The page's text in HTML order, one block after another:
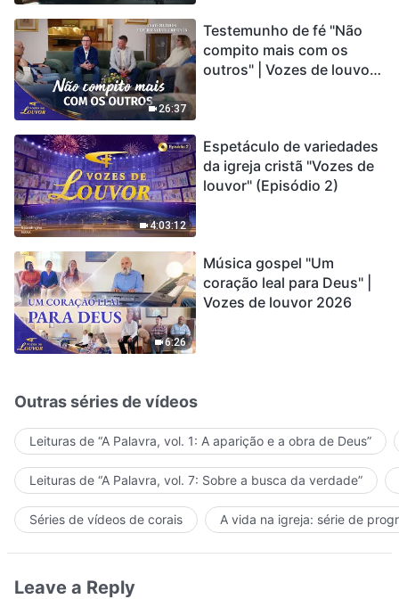
catástrofes ccontecem, a
humanidade está
entrando em contagem
26:37
Testemunho de fé "Não
compito mais com os
outros" | Vozes de louvor
4:03:12
Espetáculo de variedades
da igreja cristã "Vozes de
louvor" (Episódio 2)
6:26
Música gospel "Um
coração leal para Deus" |
Vozes de louvor 2026
Outras séries de vídeos
Leituras de “A Palavra, vol. 1: A aparição e a obra de Deus”
Leituras de “A Palavra, vol. 7: Sobre a busca da verdade”
Séries de vídeos de corais A vida na igreja: série de
Leave a Reply